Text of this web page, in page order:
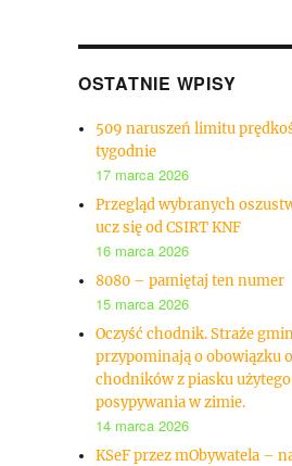
OSTATNIE WPISY
509 naruszeń limitu
tygodnie
17 marca 2026
Przegląd wybranych
ucz się od CSIRT KNF
16 marca 2026
8080 – pamiętaj ten numer
15 marca 2026
Oczyść chodnik. Straże
przypominają o obowiązku
chodników z piasku
posypywania w zimie.
14 marca 2026
KSeF przez mObywatela –